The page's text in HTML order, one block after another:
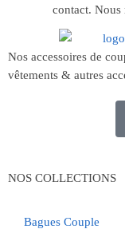
contact. Nous
Nos accessoires de
vêtements & autres
NOS COLLECTIONS
Bagues Couple